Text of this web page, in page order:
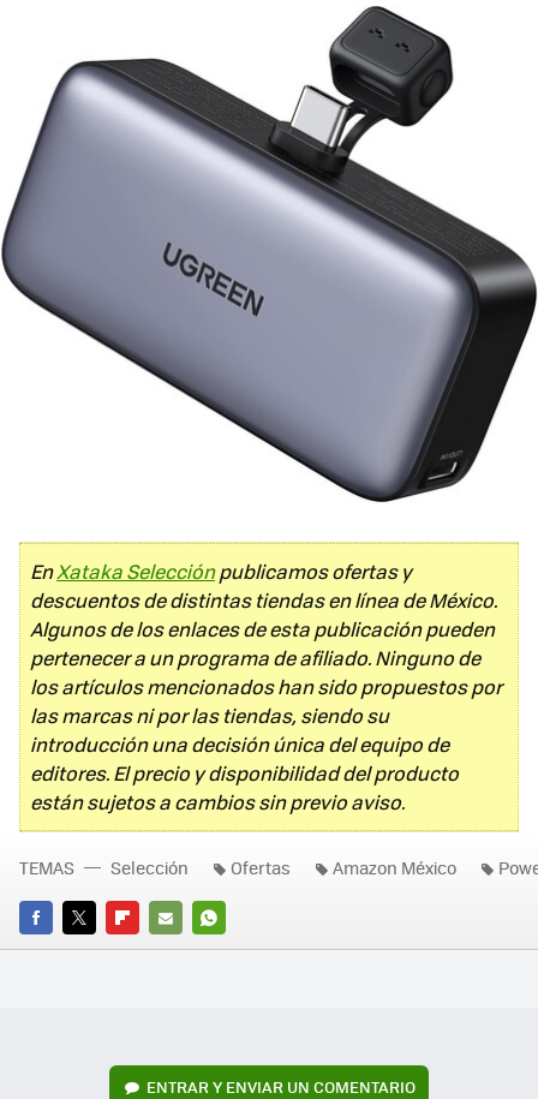
EnXataka Selecciónpublicamos ofertas y
descuentos de distintas tiendas en línea de México.
Algunos de los enlaces de esta publicación pueden
pertenecer a un programa de afiliado. Ninguno de
los artículos mencionados han sido propuestos por
las marcas ni por las tiendas, siendo su
introducción una decisión única del equipo de
editores. El precio y disponibilidad del producto
están sujetos a cambios sin previo aviso.
FACEBOOK
TWITTERFLIPBOARD
E-
WHATSAPP
TEMAS Selección Ofertas Amazon México
ENTRAR Y ENVIAR UN COMENTARIO